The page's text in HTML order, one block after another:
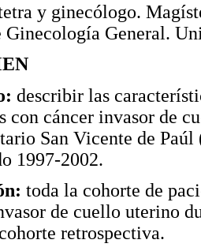
y ginecólogo.
Ginecología General.
describir las
con cáncer invasor de
San Vicente de
1997-2002.
toda la cohorte de
de cuello uterino
retrospectiva.